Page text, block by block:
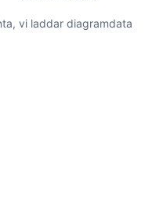
vi laddar diagramdata